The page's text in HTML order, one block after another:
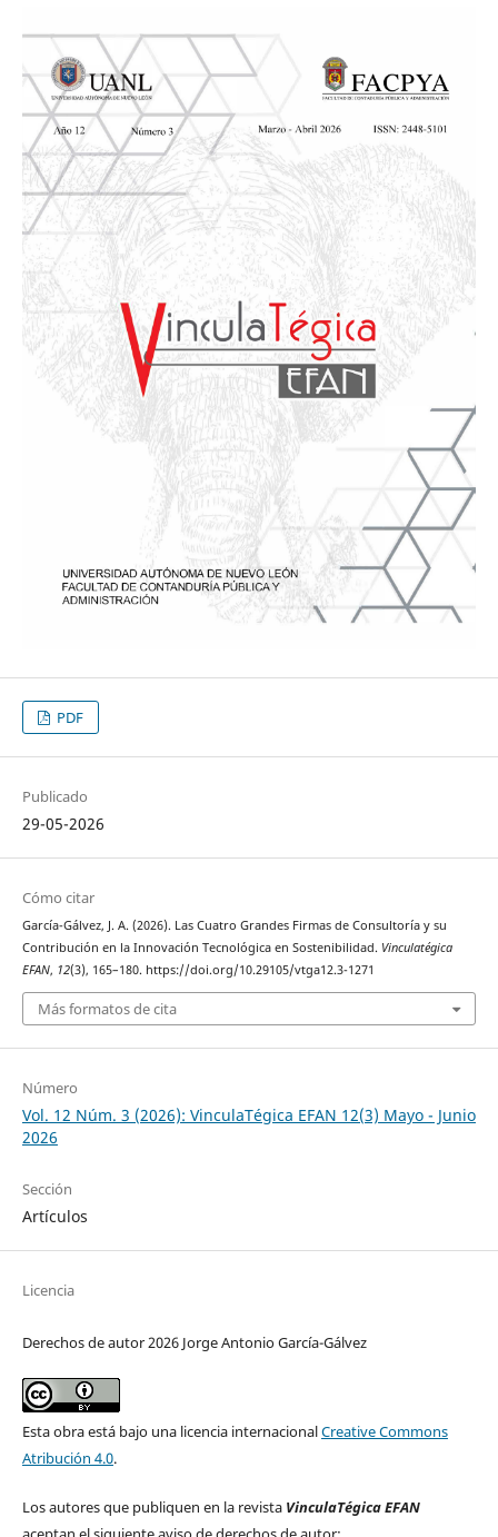
PDF
Publicado
29-05-2026
Cómo citar
García-Gálvez, J. A. (2026). Las Cuatro Grandes Firmas de Consultoría y su
Contribución en la Innovación Tecnológica en Sostenibilidad. Vinculatégica
EFAN, 12(3), 165–180. https://doi.org/10.29105/vtga12.3-1271
Más formatos de cita
Número
Vol. 12 Núm. 3 (2026): VinculaTégica EFAN 12(3) Mayo - Junio
2026
Sección
Artículos
Licencia
Derechos de autor 2026 Jorge Antonio García-Gálvez
Esta obra está bajo una licencia internacionalCreative Commons
Atribución 4.0.
Los autores que publiquen en la revista VinculaTégica EFAN